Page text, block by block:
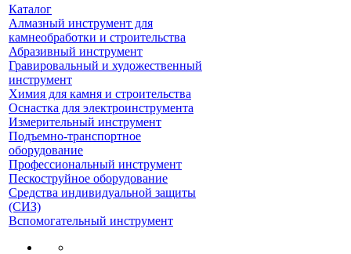
Каталог
Алмазный инструмент для
камнеобработки и строительства
Абразивный инструмент
Гравировальный и художественный
инструмент
Химия для камня и строительства
Оснастка для электроинструмента
Измерительный инструмент
Подъемно-транспортное
оборудование
Профессиональный инструмент
Пескоструйное оборудование
Средства индивидуальной защиты
(СИЗ)
Вспомогательный инструмент